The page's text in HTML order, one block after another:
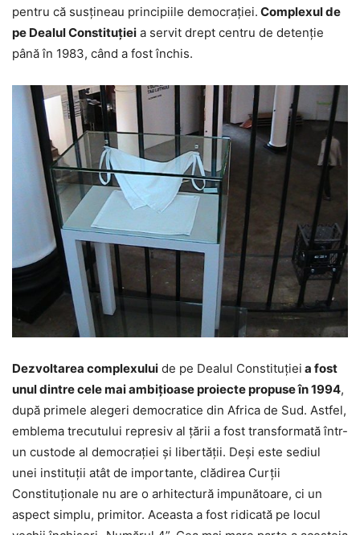
pentru că susţineau principiile democraţiei. Complexul de
pe Dealul Constituţiei a servit drept centru de detenţie
până în 1983, când a fost închis.
Dezvoltarea complexului de pe Dealul Constituţiei a fost
unul dintre cele mai ambiţioase proiecte propuse în 1994,
după primele alegeri democratice din Africa de Sud. Astfel,
emblema trecutului represiv al ţării a fost transformată într-
un custode al democraţiei şi libertăţii. Deşi este sediul
unei instituţii atât de importante, clădirea Curţii
Constituţionale nu are o arhitectură impunătoare, ci un
aspect simplu, primitor. Aceasta a fost ridicată pe locul